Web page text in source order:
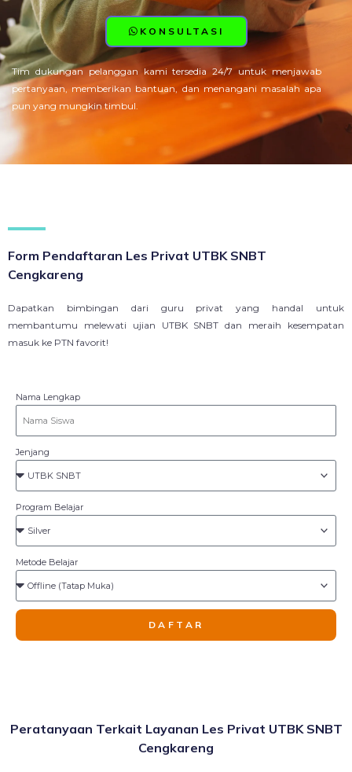
KONSULTASI
Tim dukungan pelanggan kami tersedia 24/7 untuk menjawab
pertanyaan, memberikan bantuan, dan menangani masalah apa
pun yang mungkin timbul.
Form Pendaftaran Les Privat UTBK SNBT
Cengkareng
Dapatkan bimbingan dari guru privat yang handal untuk
membantumu melewati ujian UTBK SNBT dan meraih kesempatan
masuk ke PTN favorit!
Nama Lengkap
Jenjang
Program Belajar
Metode Belajar
DAFTAR
Peratanyaan Terkait Layanan Les Privat UTBK SNBT
Cengkareng